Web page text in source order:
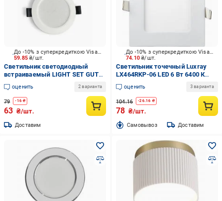
59.85₴/шт.
До -10% з суперкредиткою Visa Вигода
Светильник светодиодный
встраиваемый LIGHT SET GUTA
05R 5 Вт LED-модуль 4500 К
белый
оценить 2 варианта
79 -16 ₴
63 ₴/шт.
Доставим
74.10₴/шт.
До -10% з суперкредиткою Visa Вигода
Светильник точечный Luxray
LX464RKP-06 LED 6 Вт 6400 К
холодный
оценить 3 варианта
104.16 -26.16 ₴
78 ₴/шт.
Cамовывоз Доставим